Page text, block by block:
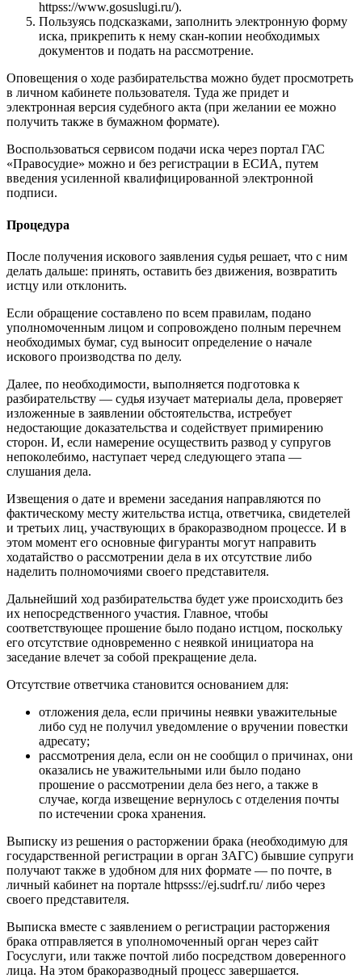
httpss://www.gosuslugi.ru/).
Пользуясь подсказками, заполнить электронную форму
иска, прикрепить к нему скан-копии необходимых
документов и подать на рассмотрение.
Оповещения о ходе разбирательства можно будет просмотреть
в личном кабинете пользователя. Туда же придет и
электронная версия судебного акта (при желании ее можно
получить также в бумажном формате).
Воспользоваться сервисом подачи иска через портал ГАС
«Правосудие» можно и без регистрации в ЕСИА, путем
введения усиленной квалифицированной электронной
подписи.
Процедура
После получения искового заявления судья решает, что с ним
делать дальше: принять, оставить без движения, возвратить
истцу или отклонить.
Если обращение составлено по всем правилам, подано
уполномоченным лицом и сопровождено полным перечнем
необходимых бумаг, суд выносит определение о начале
искового производства по делу.
Далее, по необходимости, выполняется подготовка к
разбирательству — судья изучает материалы дела, проверяет
изложенные в заявлении обстоятельства, истребует
недостающие доказательства и содействует примирению
сторон. И, если намерение осуществить развод у супругов
непоколебимо, наступает черед следующего этапа —
слушания дела.
Извещения о дате и времени заседания направляются по
фактическому месту жительства истца, ответчика, свидетелей
и третьих лиц, участвующих в бракоразводном процессе. И в
этом момент его основные фигуранты могут направить
ходатайство о рассмотрении дела в их отсутствие либо
наделить полномочиями своего представителя.
Дальнейший ход разбирательства будет уже происходить без
их непосредственного участия. Главное, чтобы
соответствующее прошение было подано истцом, поскольку
его отсутствие одновременно с неявкой инициатора на
заседание влечет за собой прекращение дела.
Отсутствие ответчика становится основанием для:
отложения дела, если причины неявки уважительные
либо суд не получил уведомление о вручении повестки
адресату;
рассмотрения дела, если он не сообщил о причинах, они
оказались не уважительными или было подано
прошение о рассмотрении дела без него, а также в
случае, когда извещение вернулось с отделения почты
по истечении срока хранения.
Выписку из решения о расторжении брака (необходимую для
государственной регистрации в орган ЗАГС) бывшие супруги
получают также в удобном для них формате — по почте, в
личный кабинет на портале httpsss://ej.sudrf.ru/ либо через
своего представителя.
Выписка вместе с заявлением о регистрации расторжения
брака отправляется в уполномоченный орган через сайт
Госуслуги, или также почтой либо посредством доверенного
лица. На этом бракоразводный процесс завершается.